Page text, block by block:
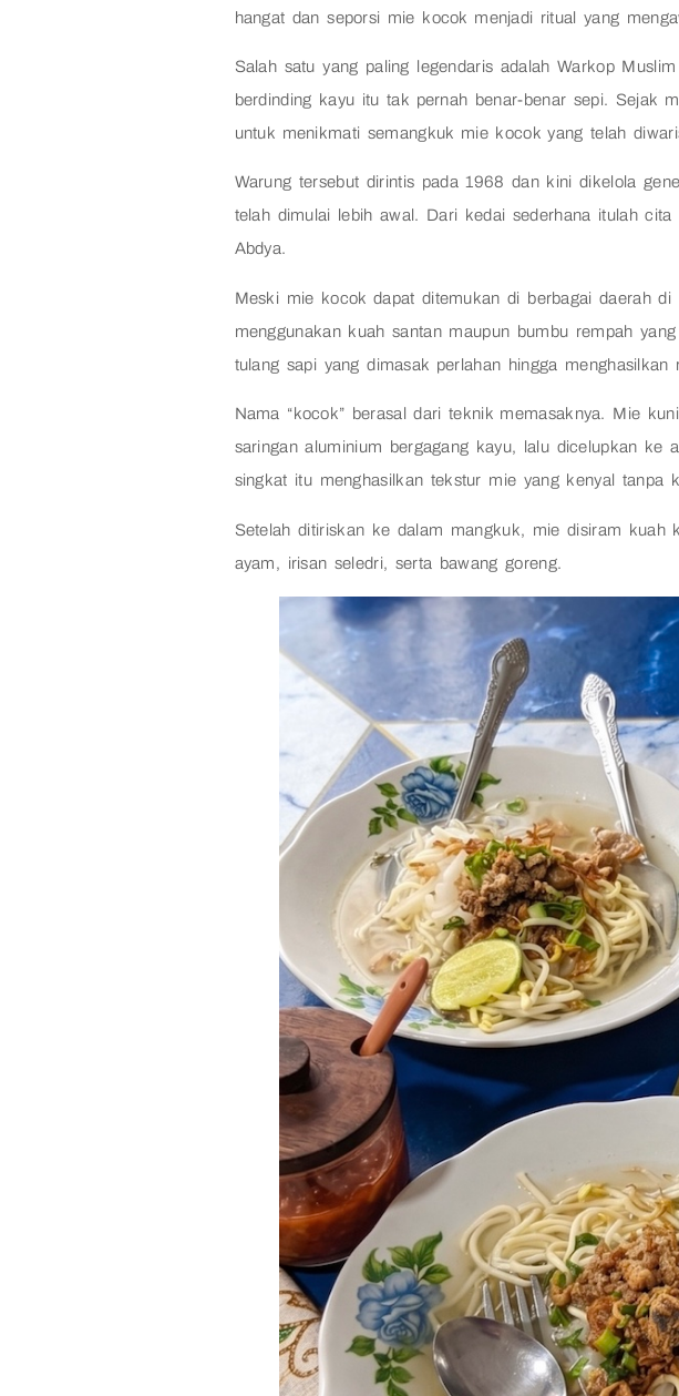
hangat dan seporsi mie kocok menjadi ritual yang
Salah satu yang paling legendaris adalah Warkop
berdinding kayu itu tak pernah benar-benar sepi. Sejak
untuk menikmati semangkuk mie kocok yang telah
Warung tersebut dirintis pada 1968 dan kini dikelola
telah dimulai lebih awal. Dari kedai sederhana itulah
Abdya.
Meski mie kocok dapat ditemukan di berbagai daerah
menggunakan kuah santan maupun bumbu rempah
tulang sapi yang dimasak perlahan hingga
Nama “kocok” berasal dari teknik memasaknya. Mie
saringan aluminium bergagang kayu, lalu dicelupkan ke
singkat itu menghasilkan tekstur mie yang kenyal tanpa
Setelah ditiriskan ke dalam mangkuk, mie disiram kuah
ayam, irisan seledri, serta bawang goreng.